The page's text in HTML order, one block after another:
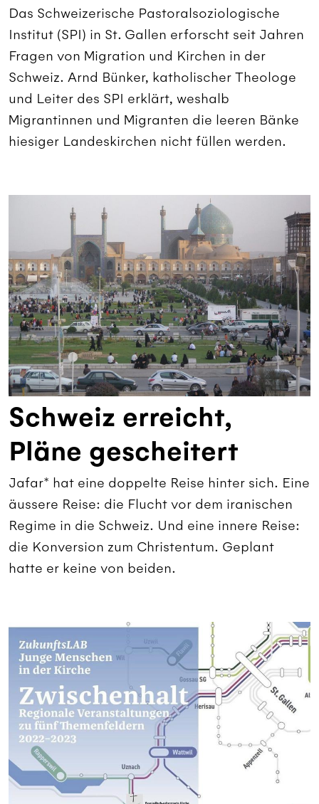
Das Schweizerische Pastoralsoziologische
Institut (SPI) in St. Gallen erforscht seit Jahren
Fragen von Migration und Kirchen in der
Schweiz. Arnd Bünker, katholischer Theologe
und Leiter des SPI erklärt, weshalb
Migrantinnen und Migranten die leeren Bänke
hiesiger Landeskirchen nicht füllen werden.
Schweiz erreicht,
Pläne gescheitert
Jafar* hat eine doppelte Reise hinter sich. Eine
äussere Reise: die Flucht vor dem iranischen
Regime in die Schweiz. Und eine innere Reise:
die Konversion zum Christentum. Geplant
hatte er keine von beiden.